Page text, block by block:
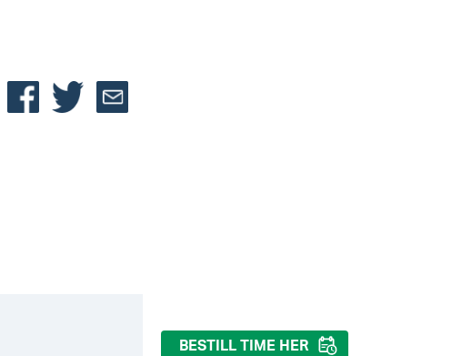
BESTILL TIME HER